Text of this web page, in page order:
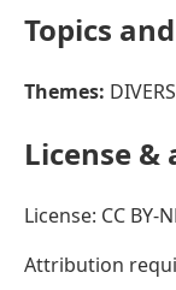
Topics
Themes: DIVERS
License
License: CC BY-
Attribution